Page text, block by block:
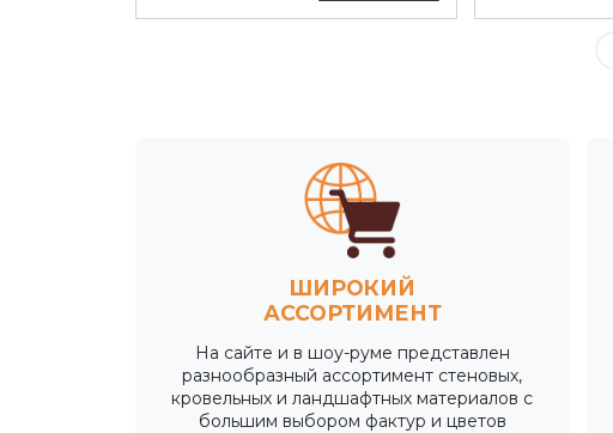
ШИРОКИЙ
АССОРТИМЕНТ
На сайте и в шоу-руме представлен
разнообразный ассортимент стеновых,
кровельных и ландшафтных материалов с
большим выбором фактур и цветов